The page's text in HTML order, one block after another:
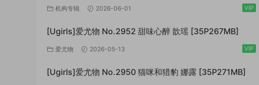
[74766P+/147GB]
机构专辑 2026-06-01 VIP
[Ugirls]爱尤物 No.2952 甜味心醉 歆瑶 [35P267MB]
爱尤物 2026-05-13 VIP
[Ugirls]爱尤物 No.2950 猫咪和猎豹 娜露 [35P271MB]